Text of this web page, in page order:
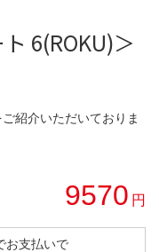
6(ROKU)＞
紹介いただいておりま
9570 円
お支払いで